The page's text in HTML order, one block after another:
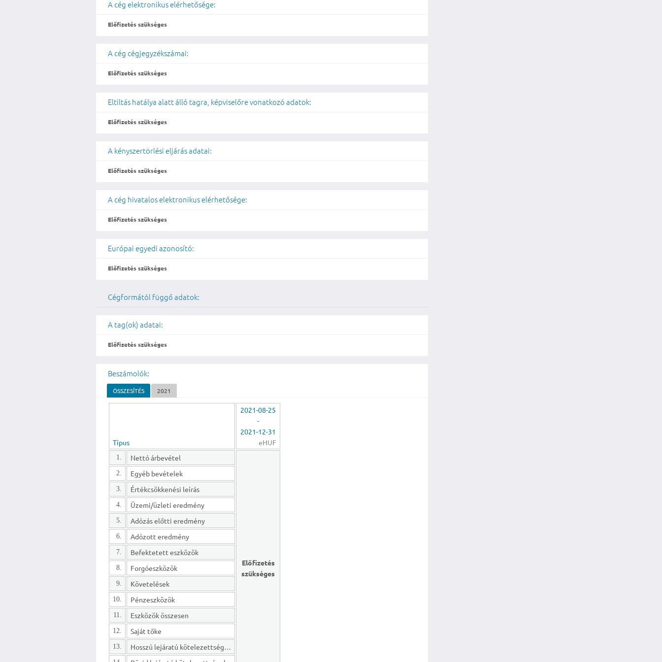
A cég elektronikus elérhetősége:
Előfizetés szükséges
A cég cégjegyzékszámai:
Előfizetés szükséges
Eltiltás hatálya alatt álló tagra, képviselőre vonatkozó adatok:
Előfizetés szükséges
A kényszertörlési eljárás adatai:
Előfizetés szükséges
A cég hivatalos elektronikus elérhetősége:
Előfizetés szükséges
Európai egyedi azonosító:
Előfizetés szükséges
Cégformától függő adatok:
A tag(ok) adatai:
Előfizetés szükséges
Beszámolók:
ÖSSZESÍTÉS 2021
Típus
2021-08-25
-
2021-12-31
eHUF
1. Nettó árbevétel
Előfizetés
szükséges
2. Egyéb bevételek
3. Értékcsökkenési leírás
4. Üzemi/üzleti eredmény
5. Adózás előtti eredmény
6. Adózott eredmény
7. Befektetett eszközök
8. Forgóeszközök
9. Követelések
10. Pénzeszközök
11. Eszközök összesen
12. Saját tőke
13. Hosszú lejáratú kötelezettségek